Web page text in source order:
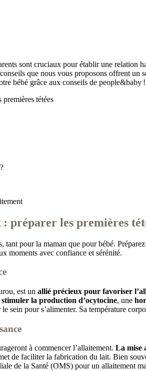
sont cruciaux pour établir une relation
que nous vous proposons offrent
bébé grâce aux conseils de people&baby !
tétées
: préparer les premières
pour la maman que pour bébé.
moments avec confiance et sérénité.
est un allié précieux pour favoriser
stimuler la production d’ocytocine, une
sein pour s’alimenter. Sa température
à commencer l’allaitement. La mise
de faciliter la fabrication du lait. Bien
de la Santé (OMS) pour un allaitement